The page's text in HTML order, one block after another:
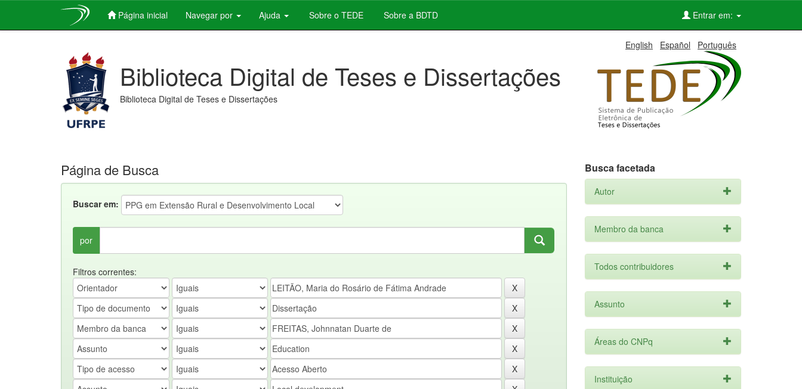
Página inicial Navegar por Ajuda Sobre o TEDE Sobre a BDTD Entrar em:
English Español Português
Biblioteca Digital de Teses e Dissertações
Biblioteca Digital de Teses e Dissertações
Página de Busca
Buscar em:
por
Filtros correntes:
Busca facetada
Autor
Membro da banca
Todos contribuidores
Assunto
Áreas do CNPq
Instituição